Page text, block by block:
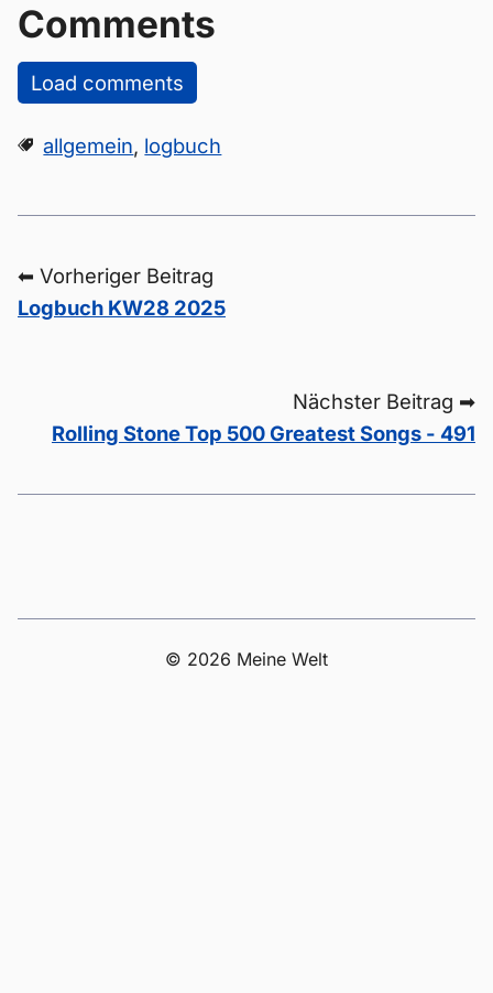
Comments
Load comments
allgemein, logbuch
⬅ Vorheriger Beitrag
Logbuch KW28 2025
Nächster Beitrag ➡
Rolling Stone Top 500 Greatest Songs - 491
© 2026 Meine Welt